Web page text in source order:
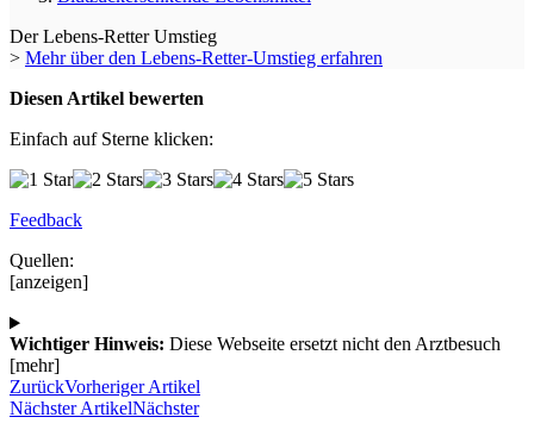
Der Lebens-Retter Umstieg
> Mehr über den Lebens-Retter-Umstieg erfahren
Diesen Artikel bewerten
Einfach auf Sterne klicken:
Feedback
Quellen:
[anzeigen]
Wichtiger Hinweis: Diese Webseite ersetzt nicht den Arztbesuch
[mehr]
ZurückVorheriger Artikel
Nächster ArtikelNächster